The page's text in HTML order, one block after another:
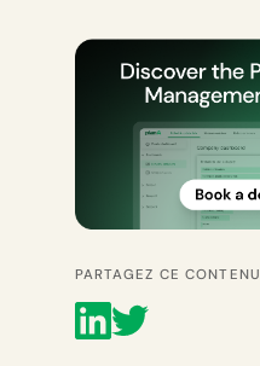
PARTAGEZ CE CONTENU